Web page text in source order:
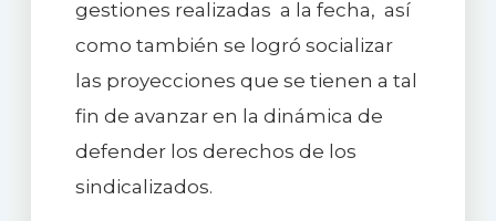
gestiones realizadas a la fecha, así
como también se logró socializar
las proyecciones que se tienen a tal
fin de avanzar en la dinámica de
defender los derechos de los
sindicalizados.